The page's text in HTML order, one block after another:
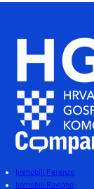
Immobili Parenzo
Immobili Rovigno